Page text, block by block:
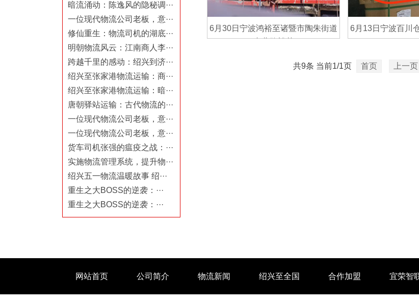
暗流涌动：陈逸风的隐秘调···
一位现代物流公司老板，意···
修仙重生：物流司机的湖底···
明朝物流风云：江南商人李···
跨越千里的感动：绍兴到济···
绍兴至张家港物流运输：商···
绍兴至张家港物流运输：暗···
唐朝驿站运输：古代物流的···
一位现代物流公司老板，意···
一位现代物流公司老板，意···
货车司机张强的瘟疫之战：···
实施物流管理系统，提升物···
绍兴五一物流温暖故事 绍···
重生之大BOSS的逆袭：···
重生之大BOSS的逆袭：···
6月30日宁波鸿裕至诸暨市陶朱街道
丰北路裕荣
6月13日宁波百川
共9条 当前1/1页 首页 上一页
网站首页 公司简介 物流新闻 绍兴至全国 合作加盟 宜荣智